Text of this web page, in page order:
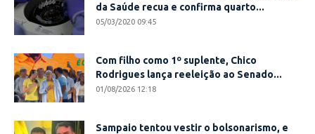
da Saúde recua e confirma quarto...
05/03/2020 09:45
Com filho como 1º suplente, Chico
Rodrigues lança reeleição ao Senado...
01/08/2026 12:18
Sampaio tentou vestir o bolsonarismo, e